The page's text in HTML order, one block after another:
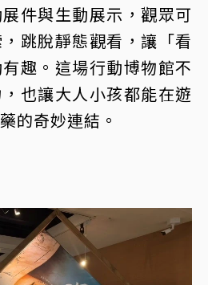
件與生動展示，觀眾可
跳脫靜態觀看，讓「看
趣。這場行動博物館不
也讓大人小孩都能在遊
的奇妙連結。